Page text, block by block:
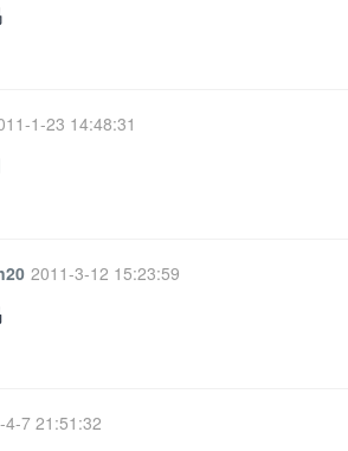
1-23 14:48:31
2011-3-12 15:23:59
4-7 21:51:32